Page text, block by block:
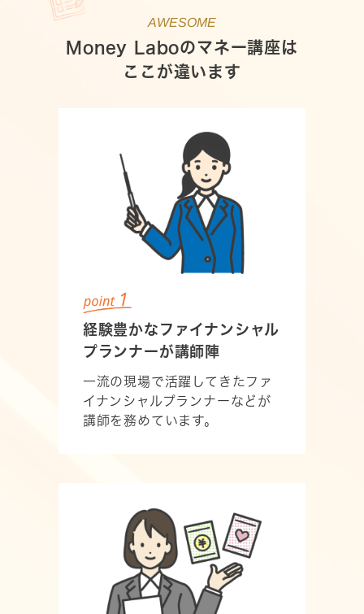
AWESOME
Money Laboのマネー講座は
ここが違います
経験豊かな ファイナンシャル
プランナーが講師陣
一流の現場で活躍してきたファ
イナンシャルプランナーなどが
講師を務めています。